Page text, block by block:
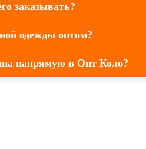
заказывать?
одежды оптом?
напрямую в Опт Коло?